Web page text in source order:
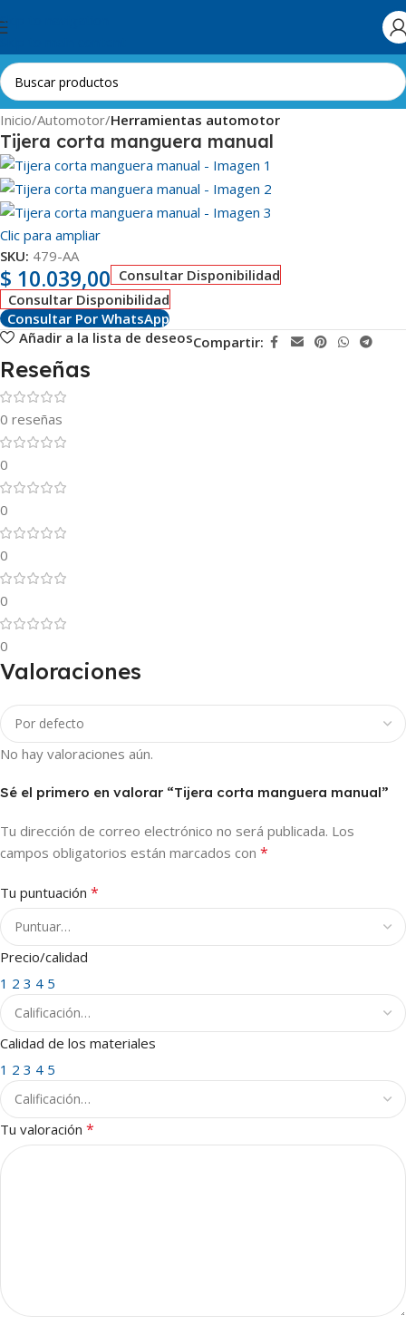
Skip to navigation
Inicio Automotor Herramientas automotor
Tijera corta manguera manual
Clic para ampliar
SKU: 479-AA
$ 10.039,00 Consultar Disponibilidad
Consultar Disponibilidad
Consultar Por WhatsApp
Añadir a la lista de deseosCompartir:
Reseñas
0 reseñas
0
0
0
0
0
Valoraciones
No hay valoraciones aún.
Sé el primero en valorar “Tijera corta manguera manual”
Tu dirección de correo electrónico no será publicada. Los
campos obligatorios están marcados con *
Tu puntuación *
Precio/calidad
1 2 3 4 5
Calidad de los materiales
1 2 3 4 5
Tu valoración *